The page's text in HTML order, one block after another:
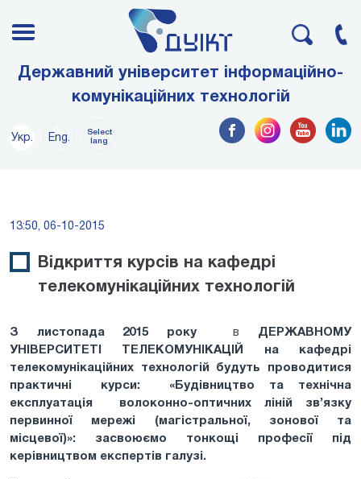
Державний університет інформаційно-
комунікаційних технологій
Укр. Eng.
Select
lang
13:50, 06-10-2015
Відкриття курсів на кафедрі
телекомунікаційних технологій
З листопада 2015 року в ДЕРЖАВНОМУ
УНІВЕРСИТЕТІ ТЕЛЕКОМУНІКАЦІЙ
на кафедрі
телекомунікаційних технологій будуть проводитися
практичні курси: «Будівництво та технічна
експлуатація волоконно-оптичних ліній зв’язку
первинної мережі (магістральної, зонової та
місцевої)»: засвоюємо тонкощі професії під
керівництвом експертів галузі.